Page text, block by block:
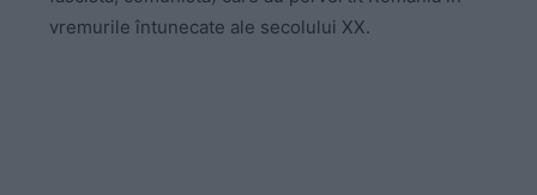
vremurile întunecate ale secolului XX.